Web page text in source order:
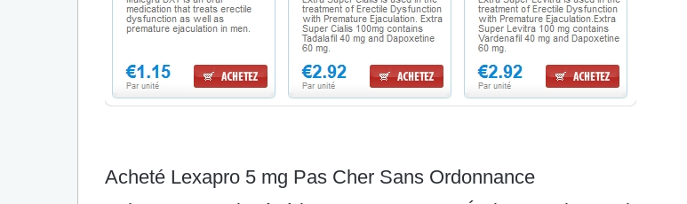
Acheté Lexapro 5 mg Pas Cher Sans Ordonnance